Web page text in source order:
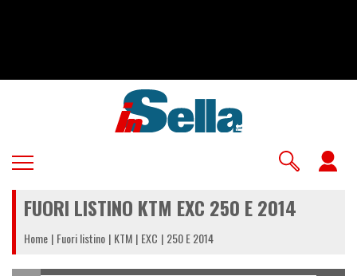
FUORI LISTINO KTM EXC 250 E 2014
Home Fuori listino KTM EXC 250 E 2014